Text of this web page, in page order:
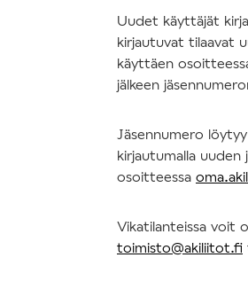
Uudet käyttäjät
kirjautuvat tilaavat
käyttäen
jälkeen
Jäsennumero
kirjautumalla uuden
osoitteessa
Vikatilanteissa voit
toimisto@akiliitot.fi